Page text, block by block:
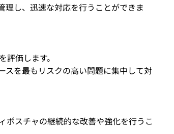
理し、迅速な対応を行うことができま
価します。
スを最もリスクの高い問題に集中して対
ポスチャの継続的な改善や強化を行うこ